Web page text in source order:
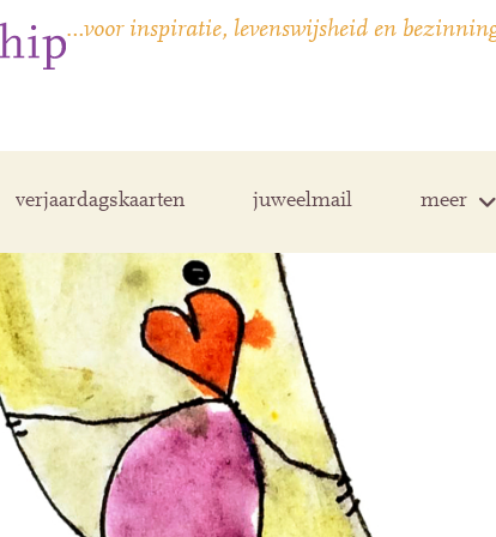
…voor inspiratie, levenswijsheid en
verjaardagskaarten juweelmail meer